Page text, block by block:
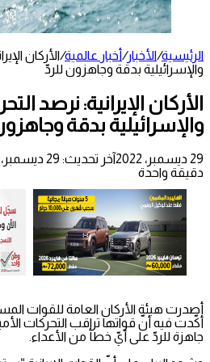
الرئيسية/الأخبار/أخبار عالمية/الأركان
والإسرائيلية بدقة وجاهزون للردّ
الأركان الإيرانية: نرصد
والإسرائيلية بدقة
29 ديسمبر، 2022
آخر تحديث: 29 ديسمبر، 2022
دقيقة واحدة
أصدرت هيئة الأركان العامة للقوات المسلحة
أكّدت فيه أنّ قواتها تراقب التحركات
جاهزة للردّ على أيّ خطأ من الأعداء.